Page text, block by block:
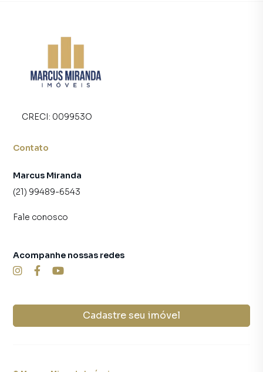
CRECI: 009953O
Contato
Marcus Miranda
(21) 99489-6543
Fale conosco
Cadastre seu imóvel
Acompanhe nossas redes